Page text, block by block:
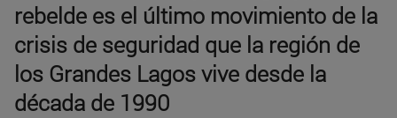
rebelde es el último movimiento de la
crisis de seguridad que la región de
los Grandes Lagos vive desde la
década de 1990